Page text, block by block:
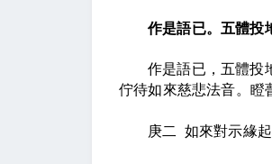
作是語已。五體投
作是語已，五體投
佇待如來慈悲法音。瞪
庚二 如來對示緣起